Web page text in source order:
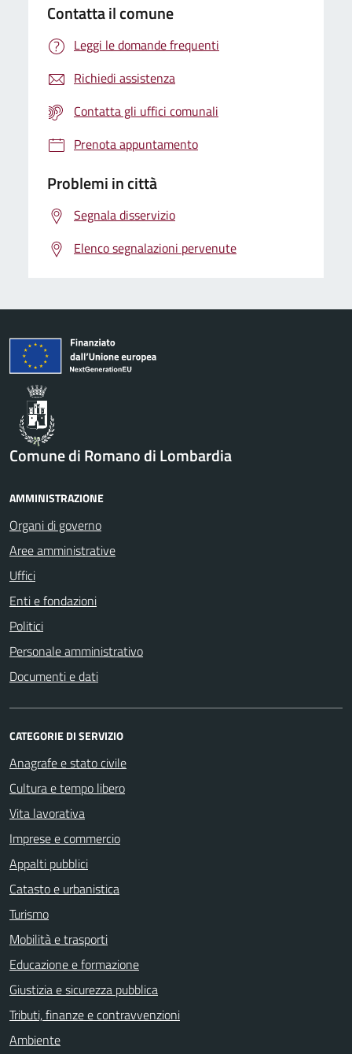
Contatta il comune
Leggi le domande frequenti
Richiedi assistenza
Contatta gli uffici comunali
Prenota appuntamento
Problemi in città
Segnala disservizio
Elenco segnalazioni pervenute
Comune di Romano di Lombardia
AMMINISTRAZIONE
Organi di governo
Aree amministrative
Uffici
Enti e fondazioni
Politici
Personale amministrativo
Documenti e dati
CATEGORIE DI SERVIZIO
Anagrafe e stato civile
Cultura e tempo libero
Vita lavorativa
Imprese e commercio
Appalti pubblici
Catasto e urbanistica
Turismo
Mobilità e trasporti
Educazione e formazione
Giustizia e sicurezza pubblica
Tributi, finanze e contravvenzioni
Ambiente